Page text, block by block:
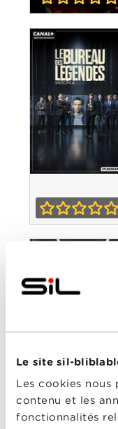
Le site sil-
Les cookies nous
contenu et les
fonctionnalités
Apocalypse, la
paix impossible
Légendes -
Le Bureau des
Légendes -